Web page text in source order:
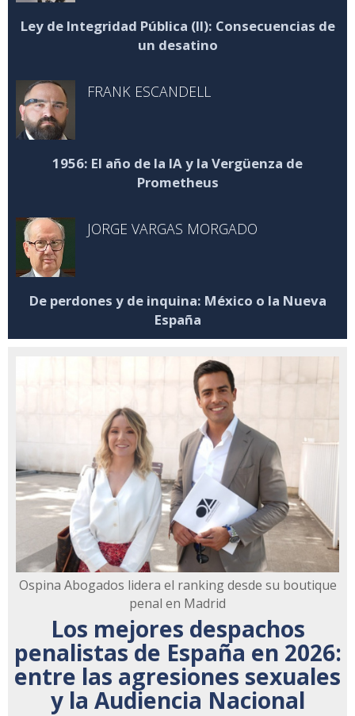
Ley de Integridad Pública (II): Consecuencias de
un desatino
FRANK ESCANDELL
1956: El año de la IA y la Vergüenza de
Prometheus
JORGE VARGAS MORGADO
De perdones y de inquina: México o la Nueva
España
Ospina Abogados lidera el ranking desde su boutique
penal en Madrid
Los mejores despachos
penalistas de España en 2026:
entre las agresiones sexuales
y la Audiencia Nacional